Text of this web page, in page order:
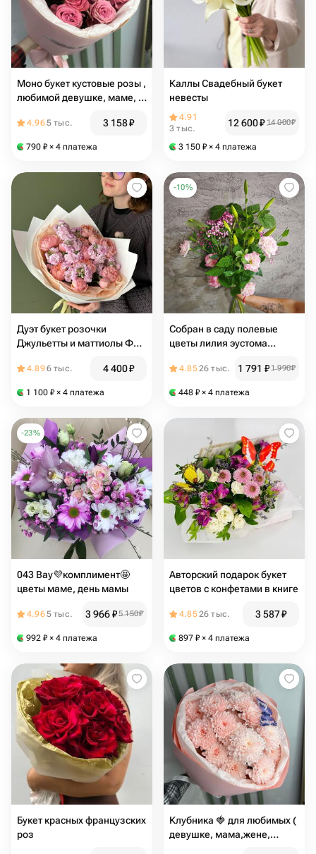
Моно букет кустовые розы ,
любимой девушке, маме, 8
4.965 тыс. 3 158₽
790 ₽ × 4 платежа
Каллы Свадебный букет
невесты
4.91
3 тыс.
12 600₽ 14 000₽
3 150 ₽ × 4 платежа
Дуэт букет розочки
Джульетты и маттиолы ФВ
4.896 тыс. 4 400₽
1 100 ₽ × 4 платежа
-10%
Собран в саду полевые
цветы лилия эустома
4.8526 тыс. 1 791 ₽1 990₽
448 ₽ × 4 платежа
-23%
043 Вау💜комплимент🤩
цветы маме, день мамы
4.965 тыс. 3 966₽5 150₽
992 ₽ × 4 платежа
Авторский подарок букет
цветов с конфетами в книге
4.8526 тыс. 3 587₽
897 ₽ × 4 платежа
Букет красных французских
роз
Клубника 🍓 для любимых (
девушке, мама,жене,